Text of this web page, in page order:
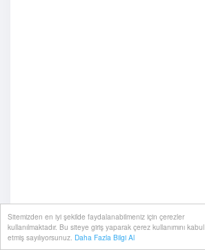
Sitemizden en iyi şekilde faydalanabilmeniz için çerezler
kullanılmaktadır. Bu siteye giriş yaparak çerez kullanımını kabul
etmiş sayılıyorsunuz. Daha Fazla Bilgi Al